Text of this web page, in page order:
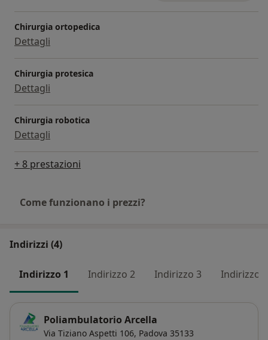
Chirurgia ortopedica
Dettagli
Chirurgia protesica
Dettagli
Chirurgia robotica
Dettagli
+ 8 prestazioni
Come funzionano i prezzi?
Indirizzi (4)
Indirizzo 1 Indirizzo 2 Indirizzo 3 Indirizzo 4
Poliambulatorio Arcella
Via Tiziano Aspetti 106, Padova 35133